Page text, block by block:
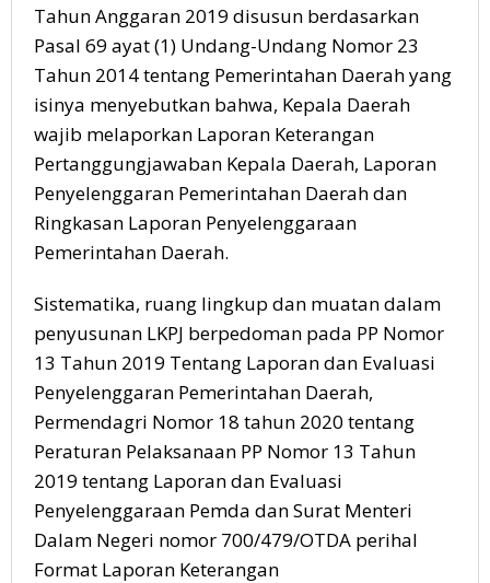
Tahun Anggaran 2019 disusun berdasarkan
Pasal 69 ayat (1) Undang-Undang Nomor 23
Tahun 2014 tentang Pemerintahan Daerah yang
isinya menyebutkan bahwa, Kepala Daerah
wajib melaporkan Laporan Keterangan
Pertanggungjawaban Kepala Daerah, Laporan
Penyelenggaran Pemerintahan Daerah dan
Ringkasan Laporan Penyelenggaraan
Pemerintahan Daerah.
Sistematika, ruang lingkup dan muatan dalam
penyusunan LKPJ berpedoman pada PP Nomor
13 Tahun 2019 Tentang Laporan dan Evaluasi
Penyelenggaran Pemerintahan Daerah,
Permendagri Nomor 18 tahun 2020 tentang
Peraturan Pelaksanaan PP Nomor 13 Tahun
2019 tentang Laporan dan Evaluasi
Penyelenggaraan Pemda dan Surat Menteri
Dalam Negeri nomor 700/479/OTDA perihal
Format Laporan Keterangan